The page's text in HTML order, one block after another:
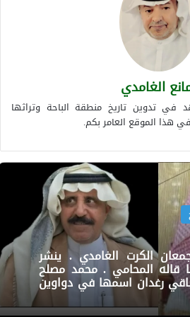
الغامدي
في تدوين تاريخ منطقة الباحة وتراثها
هذا الموقع العامر بكم.
الكرت الغامدي . ينشر
قاله المحامي . محمد مصلح
رغدان اسمها في دواوين